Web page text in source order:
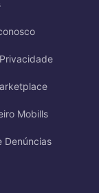
Mobills
Denúncias